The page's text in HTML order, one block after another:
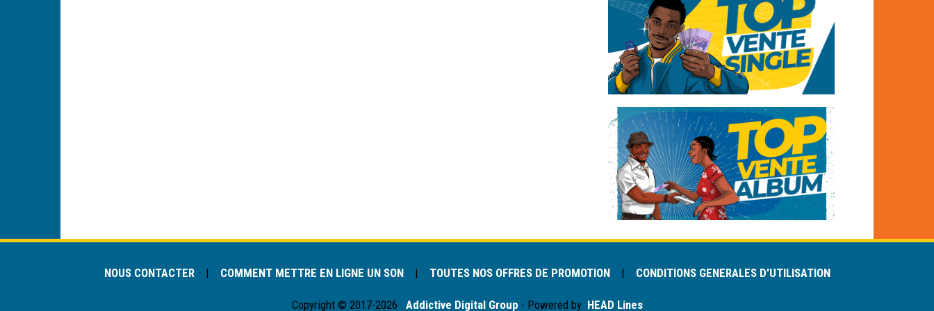
NOUS CONTACTER | COMMENT METTRE EN LIGNE UN SON | TOUTES NOS OFFRES DE PROMOTION| CONDITIONS GENERALES D'UTILISATION
Copyright © 2017-2026 Addictive Digital Group - Powered by HEAD Lines